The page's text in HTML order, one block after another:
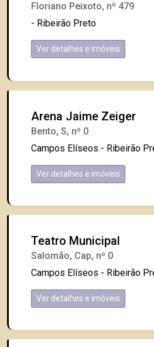
Floriano Peixoto, nº 479
- Ribeirão Preto
Ver detalhes e imóveis
Arena Jaime Zeiger
Bento, S, nº 0
Campos Elíseos - Ribeirão
Ver detalhes e imóveis
Teatro Municipal
Salomão, Cap, nº 0
Campos Elíseos - Ribeirão
Ver detalhes e imóveis